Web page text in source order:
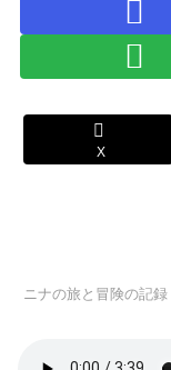
X
ニナの旅と冒険の記録